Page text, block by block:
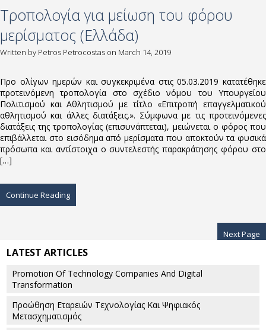
Τροπολογία για μείωση του φόρου
μερίσματος (Ελλάδα)
Written by Petros Petrocostas on March 14, 2019
Προ ολίγων ημερών και συγκεκριμένα στις 05.03.2019 κατατέθηκε
προτεινόμενη τροπολογία στο σχέδιο νόμου του Υπουργείου
Πολιτισμού και Αθλητισμού με τίτλο «Επιτροπή επαγγελματικού
αθλητισμού και άλλες διατάξεις.». Σύμφωνα με τις προτεινόμενες
διατάξεις της τροπολογίας (επισυνάπτεται), μειώνεται ο φόρος που
επιβάλλεται στο εισόδημα από μερίσματα που αποκτούν τα φυσικά
πρόσωπα και αντίστοιχα ο συντελεστής παρακράτησης φόρου στο
[…]
Continue Reading
Next Page
LATEST ARTICLES
Promotion Of Technology Companies And Digital
Transformation
Προώθηση Εταρειών Τεχνολογίας Και Ψηφιακός
Μετασχηματισμός